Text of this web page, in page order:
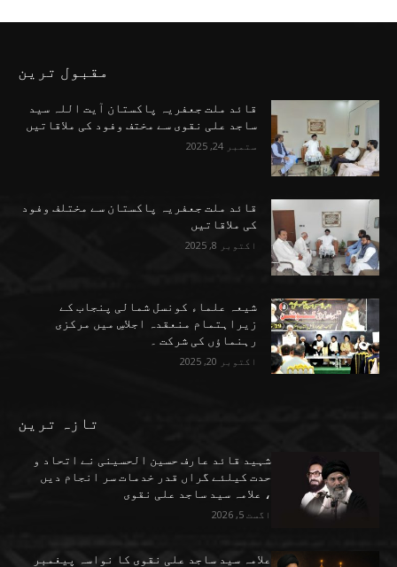
مقبول ترین
قائد ملت جعفریہ پاکستان آیت اللہ سید
ساجد علی نقوی سے مختف وفود کی ملاقاتیں
ستمبر 24, 2025
قائد ملت جعفریہ پاکستان سے مختلف وفود
کی ملاقاتیں
اکتوبر 8, 2025
شیعہ علماء کونسل شمالی پنجاب کے
زیراہتمام منعقدہ اجلاسِ میں مرکزی
رہنماؤں کی شرکت ۔
اکتوبر 20, 2025
تازہ ترین
شہید قائد عارف حسین الحسینی نے اتحاد و
حدت کیلئے گراں قدر خدمات سر انجام دیں
، علامہ سید ساجد علی نقوی
اگست 5, 2026
علامہ سید ساجد علی نقوی کا نواسہ پیغمبر